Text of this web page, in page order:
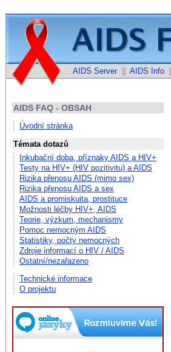
AIDS Server AIDS Info
AIDS FAQ - OBSAH
Úvodní stránka
Témata dotazů
Inkubační doba, příznaky AIDS a HIV+
Testy na HIV+ (HIV pozitivitu) a AIDS
Rizika přenosu AIDS (mimo sex)
Rizika přenosu AIDS a sex
AIDS a promiskuita, prostituce
Možnosti léčby HIV+, AIDS
Teorie, výzkum, mechanismy
Pomoc nemocným AIDS
Statistiky, počty nemocných
Zdroje informací o HIV / AIDS
Ostatní/nezařazeno
Technické informace
O projektu